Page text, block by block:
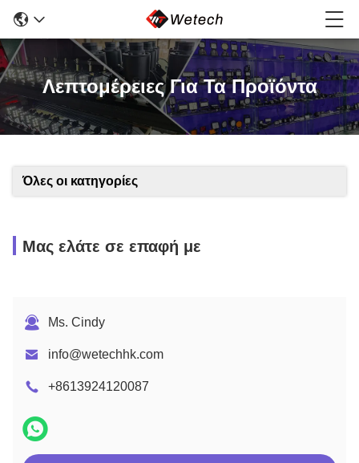
Λεπτομέρειες Για Τα Προϊόντα
Όλες οι κατηγορίες
Μας ελάτε σε επαφή με
Ms. Cindy
info@wetechhk.com
+8613924120087